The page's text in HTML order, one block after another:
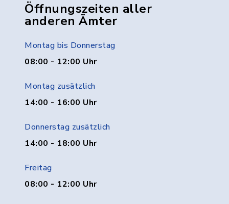
Öffnungszeiten aller
anderen Ämter
Montag bis Donnerstag
08:00 - 12:00 Uhr
Montag zusätzlich
14:00 - 16:00 Uhr
Donnerstag zusätzlich
14:00 - 18:00 Uhr
Freitag
08:00 - 12:00 Uhr